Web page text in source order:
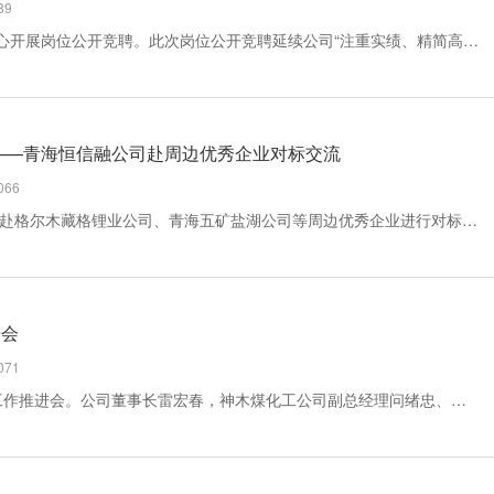
12月1日，东鑫垣公司市场营销管理中心开展岗位公开竞聘。此次岗位公开竞聘延续公司“注重实绩、精简高效、人岗匹配、程序公开”的工作原则，以“骏马”角逐、“伯乐”考问的方式，面向全公司及兄弟单位公开竞聘。据悉，此次公开竞聘共设置20多个岗位，经过资格审查程序筛选，最终共...
青海恒信融公司赴周边优秀企业对标交流
近日，青海恒信融公司领导冯立华带队赴格尔木藏格锂业公司、青海五矿盐湖公司等周边优秀企业进行对标交流学习，贯彻落实11月26日董事长雷宏春在公司重点工作推进会上的讲话精神。此次对标交流，以学先进、找差距、补短板为目标，相互就生产运行主要控制工艺指标参数、能耗指...
11月26日，青海恒信融公司召开重点工作推进会。公司董事长雷宏春，神木煤化工公司副总经理问绪忠、公司董事赵照军参加会议。会议由公司财务总监梁彬主持。会议传达学习了陕煤集团张文琪董事长在所属板块、总部部门2023年工作总结和2024年工作安排汇报会上的讲话精神。公司各...